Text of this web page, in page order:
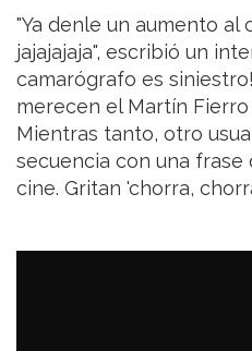
"Ya denle un aumento al
jajajajaja", escribió un
camarógrafo es
merecen el Martín Fierro
Mientras tanto, otro
secuencia con una frase
cine. Gritan 'chorra,